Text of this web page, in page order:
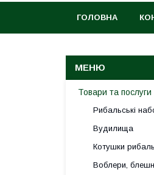
ГОЛОВНА
Товари та послуги
Рибальські
Вудилища
Котушки
Воблери,